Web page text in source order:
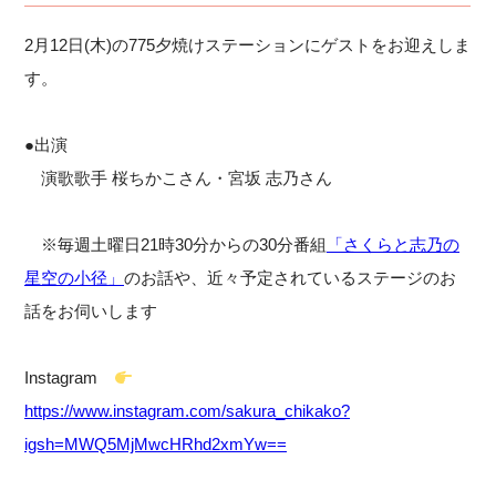
2月12日(木)の775夕焼けステーションにゲストをお迎えしま
す。
●出演
演歌歌手 桜ちかこさん・宮坂 志乃さん
※毎週土曜日21時30分からの30分番組 「さくらと志乃の
星空の小径」のお話や、近々予定されているステージのお
話をお伺いします
Instagram
https://www.instagram.com/sakura_chikako?
igsh=MWQ5MjMwcHRhd2xmYw==